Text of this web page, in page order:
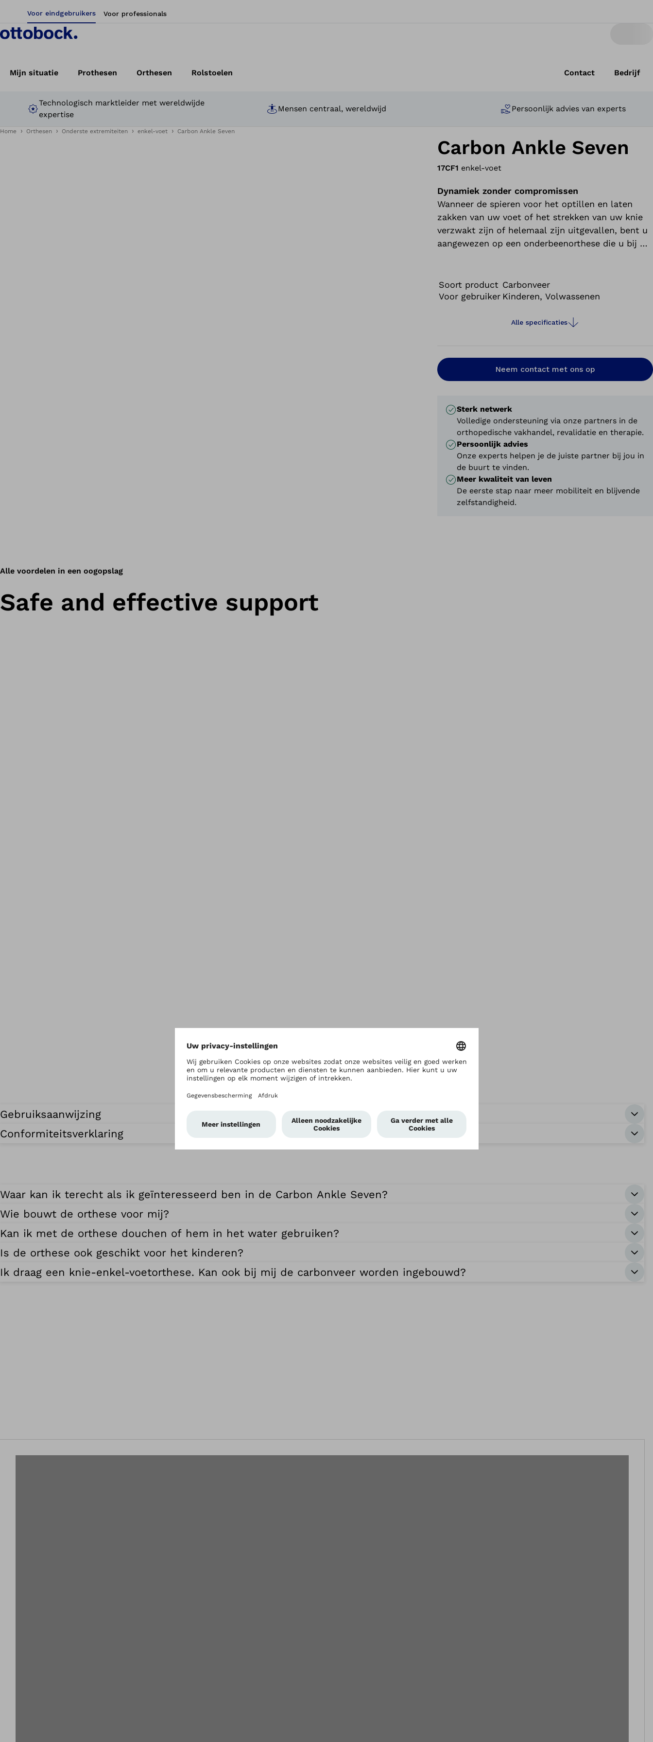
Voor eindgebruikers Voor professionals
Mijn situatie Prothesen Orthesen Rolstoelen Contact Bedrijf
Technologisch marktleider met wereldwijde
expertise
Mensen centraal, wereldwijd Persoonlijk advies van experts
Home Orthesen Onderste extremiteiten enkel-voet Carbon Ankle Seven
Carbon Ankle Seven
17CF1 enkel-voet
Dynamiek zonder compromissen
Wanneer de spieren voor het optillen en laten
zakken van uw voet of het strekken van uw knie
verzwakt zijn of helemaal zijn uitgevallen, bent u
aangewezen op een onderbeenorthese die u bij uw
Soort product Carbonveer
Voor gebruiker Kinderen, Volwassenen
Alle specificaties
Neem contact met ons op
Sterk netwerk
Volledige ondersteuning via onze partners in de
orthopedische vakhandel, revalidatie en therapie.
Persoonlijk advies
Onze experts helpen je de juiste partner bij jou in
de buurt te vinden.
Meer kwaliteit van leven
De eerste stap naar meer mobiliteit en blijvende
zelfstandigheid.
Alle voordelen in een oogopslag
Safe and effective support
Gebruiksaanwijzing
Conformiteitsverklaring
Waar kan ik terecht als ik geïnteresseerd ben in de Carbon Ankle Seven?
Wie bouwt de orthese voor mij?
Kan ik met de orthese douchen of hem in het water gebruiken?
Is de orthese ook geschikt voor het kinderen?
Ik draag een knie-enkel-voetorthese. Kan ook bij mij de carbonveer worden ingebouwd?